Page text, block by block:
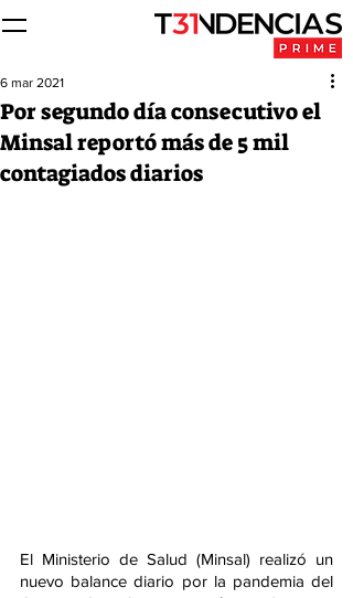
Por segundo día consecutivo el
Minsal reportó más de 5 mil
contagiados diarios
6 mar 2021
El Ministerio de Salud (Minsal) realizó un
nuevo balance diario por la pandemia del